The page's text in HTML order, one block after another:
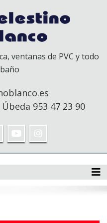
ventanas de PVC y todo
953 47 23 90